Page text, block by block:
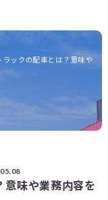
ラックの配車とは？意味や
意味や業務内容を